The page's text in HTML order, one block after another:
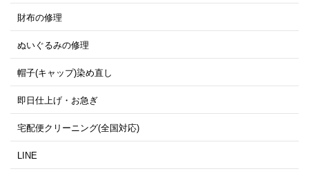
財布の修理
ぬいぐるみの修理
帽子(キャップ)染め直し
即日仕上げ・お急ぎ
宅配便クリーニング(全国対応)
LINE